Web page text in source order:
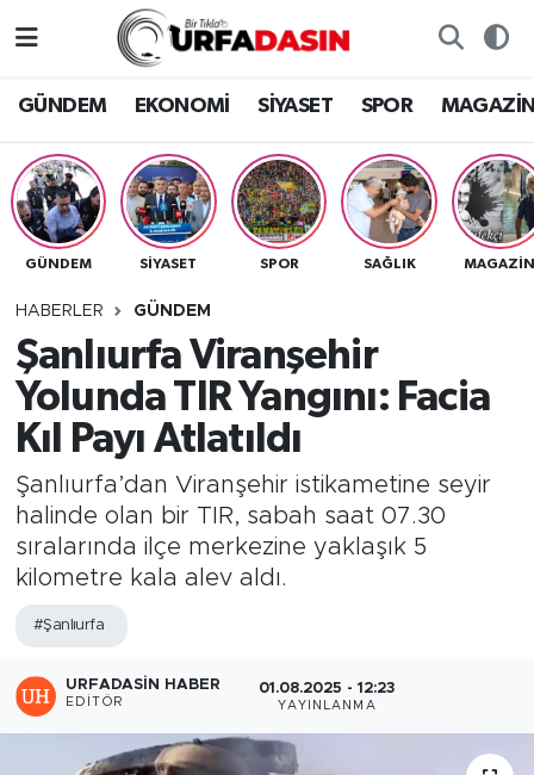
GÜNDEM EKONOMİ SİYASET SPOR
GÜNDEM SİYASET SPOR SAĞLIK
HABERLER GÜNDEM
Şanlıurfa Viranşehir
Yolunda TIR Yangını: Facia
Kıl Payı Atlatıldı
Şanlıurfa’dan Viranşehir istikametine seyir
halinde olan bir TIR, sabah saat 07.30
sıralarında ilçe merkezine yaklaşık 5
kilometre kala alev aldı.
#Şanlıurfa
URFADASIN HABER
EDITÖR
01.08.2025 - 12:23
YAYINLANMA
EKONOMİ
SİYASET
SPOR
SAĞLIK
TEKNOLOJİ
OTOMOBİL
Gizlilik ve Güvenlik Politikası
İletişim
Nöbetçi Eczaneler
Hava Durumu
Namaz Vakitleri
Trafik Durumu
Süper Lig Puan Durumu ve Fikstür
Tüm Manşetler
Son Dakika Haberleri
Haber Arşivi